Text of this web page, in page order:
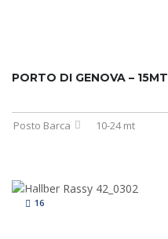
PORTO DI GENOVA – 15MT
Posto Barca 10-24 mt
16